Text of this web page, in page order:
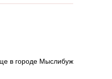
в городе Мыслибуж